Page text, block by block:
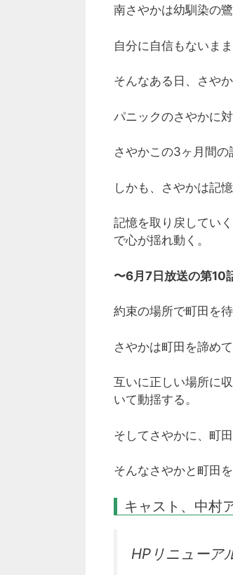
南さやかは幼馴染の
自分に自信もないま
そんなある日、さや
パニックのさやかに
さやかこの3ヶ月間の
しかも、さやかは記
記憶を取り戻してい
で心が揺れ動く。
〜6月7日放送の第10
約束の場所で町田を
さやかは町田を諦め
互いに正しい場所に
いて動揺する。
そしてさやかに、町
そんなさやかと町田
キャスト、中村
HPリニューア